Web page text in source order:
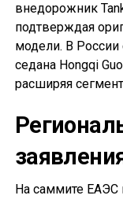
внедорожник
подтверждая
модели. В России
седана Hongqi
расширяя
На саммите ЕАЭС